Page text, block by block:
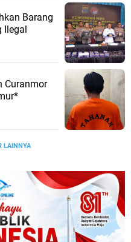
Barang
Curanmor
LAINNYA